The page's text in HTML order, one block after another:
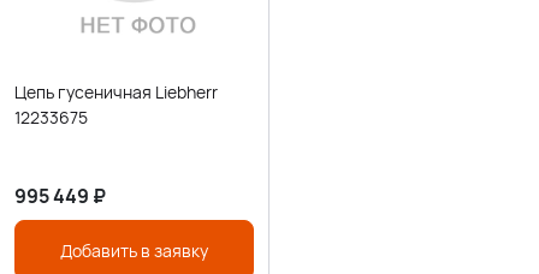
Цепь гусеничная Liebherr
12233675
995 449 ₽
Добавить в заявку